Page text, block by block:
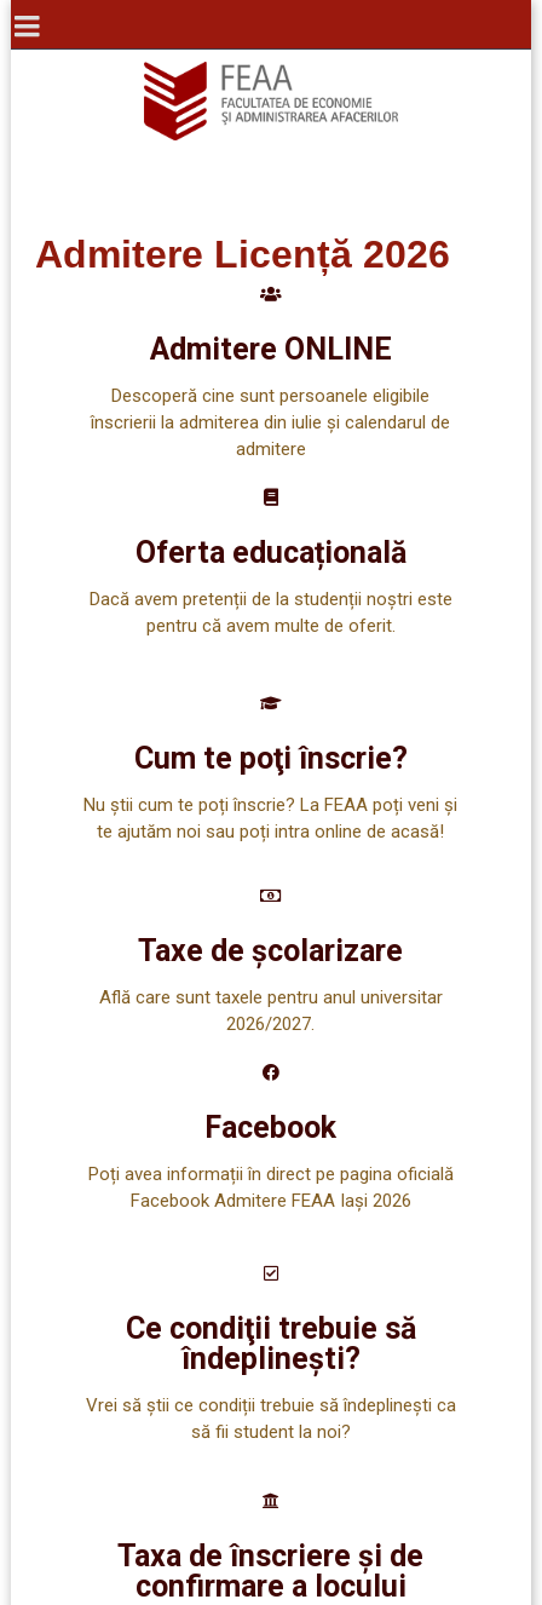
Admitere Licență 2026
Admitere ONLINE
Descoperă cine sunt persoanele eligibile
înscrierii la admiterea din iulie şi calendarul de
admitere
Oferta educațională
Dacă avem pretenții de la studenții noștri este
pentru că avem multe de oferit.
Cum te poţi înscrie?
Nu știi cum te poți înscrie? La FEAA poți veni și
te ajutăm noi sau poți intra online de acasă!
Taxe de școlarizare
Află care sunt taxele pentru anul universitar
2026/2027.
Facebook
Poți avea informații în direct pe pagina oficială
Facebook Admitere FEAA Iași 2026
Ce condiţii trebuie să
îndeplineşti?
Vrei să știi ce condiții trebuie să îndeplinești ca
să fii student la noi?
Taxa de înscriere şi de
confirmare a locului